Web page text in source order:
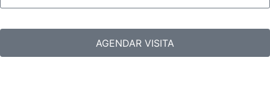
AGENDAR VISITA